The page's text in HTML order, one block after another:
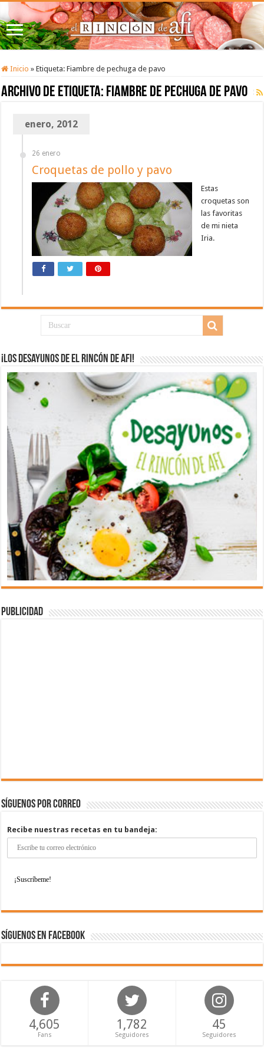
Inicio » Etiqueta:Fiambre de pechuga de pavo
Archivo de etiqueta: Fiambre de pechuga de pavo
enero, 2012
26 enero
Croquetas de pollo y pavo
Estas
croquetas son
las favoritas
de mi nieta
Iria.
¡Los desayunos de El Rincón de Afi!
Publicidad
Síguenos por correo
Recibe nuestras recetas en tu bandeja:
Síguenos en Facebook
4,605
Fans
1,782
Seguidores
45
Seguidores